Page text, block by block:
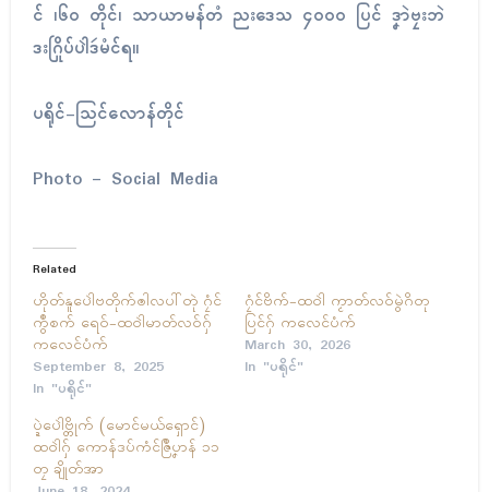
ၚ် ၊၆၀ တိုၚ်၊ သာယာမန်တံ ညးဒေသ ၄၀၀၀ ပြၚ် ဒၞာဲဗၠးဘဲ
ဒးဂြိုပ်ပါဲဒဴမံၚ်ရ။
ပရိုၚ်-သြၚ်လောန်တိုၚ်
Photo – Social Media
Related
ဟိုတ်နူပေါဲဗတိုက်ၜါလပါ်တုဲ ဂၠံၚ်
ကွဳစက် ရေဝ်-ထဝါဲမာတ်လဝ်ဂှ်
ကလေၚ်ပံက်
September 8, 2025
In "ပရိုၚ်"
ဂၠံၚ်ဗိက်-ထဝါဲ ကၟာတ်လဝ်မွဲဂိတု
ပြၚ်ဂှ် ကလေၚ်ပံက်
March 30, 2026
In "ပရိုၚ်"
ပ္ဍဲပေါဲဗ္တိုက် (မောင်မယ်ရှောင်)
ထဝါဲဂှ် ကောန်ဒပ်ကံၚ်ဇြဳပၞာန် ၁၁
တၠ ချိုတ်အာ